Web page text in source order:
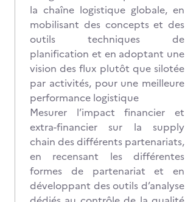
la chaîne logistique globale, en
mobilisant des concepts et des
outils techniques de
planification et en adoptant une
vision des flux plutôt que silotée
par activités, pour une meilleure
performance logistique
Mesurer l’impact financier et
extra-financier sur la supply
chain des différents partenariats,
en recensant les différentes
formes de partenariat et en
développant des outils d’analyse